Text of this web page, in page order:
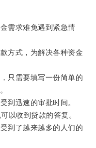
需求难免遇到紧急情
式，为解决各种资金
需要填写一份简单的
迅速的审批时间。
收到贷款的答复。
了越来越多的人们的